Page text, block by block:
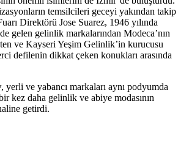
temsilcileri geceyi yakından takip
Direktörü Jose Suarez, 1946 yılında
gelen gelinlik markalarından Modeca’nın
ve Kayseri Yeşim Gelinlik’in kurucusu
defilenin dikkat çeken konukları arasında
ve yabancı markaları aynı podyumda
kez daha gelinlik ve abiye modasının
getirdi.